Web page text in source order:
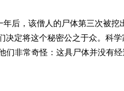
后，该僧人的尸体第三次被挖
决定将这个秘密公之于众。科
们非常奇怪：这具尸体并没有